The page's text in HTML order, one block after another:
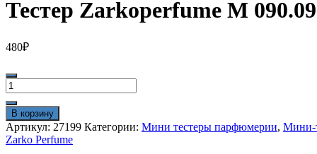
Тестер Zarkoperfume M
480₽
Количество
товара
Тестер
Zarkoperfume
M
090.09
В корзину
Артикул: 27199 Категории: Мини тестеры парфюмерии, Мини-
Zarko Perfume